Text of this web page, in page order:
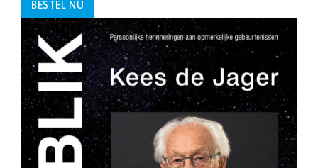
BESTEL NU